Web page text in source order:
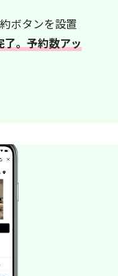
ボタンを設置
。予約数アッ